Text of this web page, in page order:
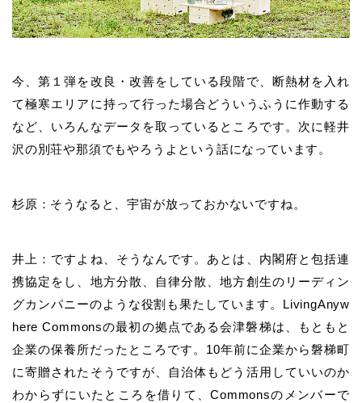
今、第１弾を改良・改善をしている段階で、断熱材を入れ
て極寒エリアに持って行った場合どういうふうに作動する
など、いろんなデータを取っているところです。次に軽井
沢の別荘や那須でもやろうよという話になっています。
杉原：そうなると、宇宙が放っておかないですね。
井上：ですよね、そうなんです。あとは、内閣府と包括連
携協定をし、地方分散、自律分散、地方創生のリーディン
グカンパニーのような役割も果たしています。LivingAnyw
here Commonsの最初の拠点である会津磐梯は、もともと
企業の保養所だったところです。10年前に企業から磐梯町
に寄贈されたそうですが、自治体もどう活用していいのか
わからずにいたところを借りて、Commonsのメンバーで